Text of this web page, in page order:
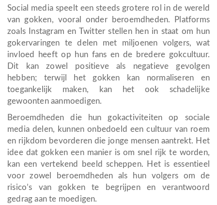
Social media speelt een steeds grotere rol in de wereld
van gokken, vooral onder beroemdheden. Platforms
zoals Instagram en Twitter stellen hen in staat om hun
gokervaringen te delen met miljoenen volgers, wat
invloed heeft op hun fans en de bredere gokcultuur.
Dit kan zowel positieve als negatieve gevolgen
hebben; terwijl het gokken kan normaliseren en
toegankelijk maken, kan het ook schadelijke
gewoonten aanmoedigen.
Beroemdheden die hun gokactiviteiten op sociale
media delen, kunnen onbedoeld een cultuur van roem
en rijkdom bevorderen die jonge mensen aantrekt. Het
idee dat gokken een manier is om snel rijk te worden,
kan een vertekend beeld scheppen. Het is essentieel
voor zowel beroemdheden als hun volgers om de
risico’s van gokken te begrijpen en verantwoord
gedrag aan te moedigen.